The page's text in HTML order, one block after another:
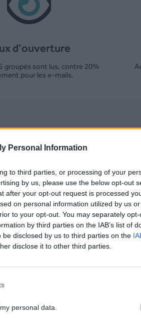
Personal Information
to third parties, or processing of your
by us, please use the below opt-out
after your opt-out request is processed
on personal information utilized by us
to your opt-out. You may separately
by third parties on the IAB’s list of
disclosed by us to third parties on the
disclose it to other third parties.
personal data.
d’ouverture
groupés sont lus, contre 20%
pour les e-mails.
en masse
de SMS dont vous avez
de 20€ d’achats
SMS
490€
HT/Unité